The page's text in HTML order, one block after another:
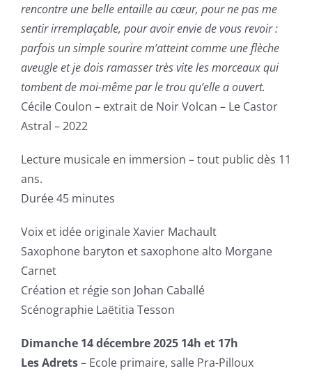
rencontre une belle entaille au cœur, pour ne pas me
sentir irremplaçable, pour avoir envie de vous revoir :
parfois un simple sourire m’atteint comme une flèche
aveugle et je dois ramasser très vite les morceaux qui
tombent de moi-même par le trou qu’elle a ouvert.
Cécile Coulon – extrait de Noir Volcan – Le Castor
Astral – 2022
Lecture musicale en immersion – tout public dès 11
ans.
Durée 45 minutes
Voix et idée originale Xavier Machault
Saxophone baryton et saxophone alto Morgane
Carnet
Création et régie son Johan Caballé
Scénographie Laëtitia Tesson
Dimanche 14 décembre 2025 14h et 17h
Les Adrets– Ecole primaire, salle Pra-Pilloux